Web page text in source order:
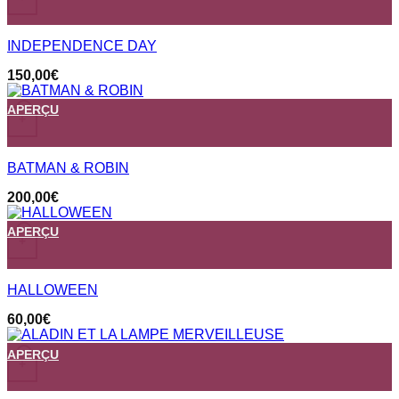
INDEPENDENCE DAY
150,00€
+
APERÇU
BATMAN & ROBIN
200,00€
+
APERÇU
HALLOWEEN
60,00€
+
APERÇU